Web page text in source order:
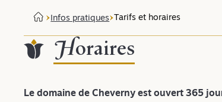
Infos pratiques Tarifs et horaires
Horaires
Le domaine de Cheverny est ouvert 365